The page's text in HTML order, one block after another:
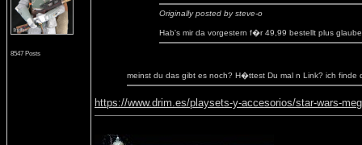
8547 Posts
Originally posted by steve-o
Hab's mir da vorgestern f�r 49,99 bestellt plus
meinst du das gibt es noch? H�ttest Du mal n Link? ich finde
https://www.drim.es/playsets-y-accesorios/star-wars-